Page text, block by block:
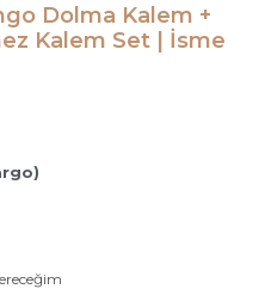
Dolma Kalem +
Kalem Set | İsme